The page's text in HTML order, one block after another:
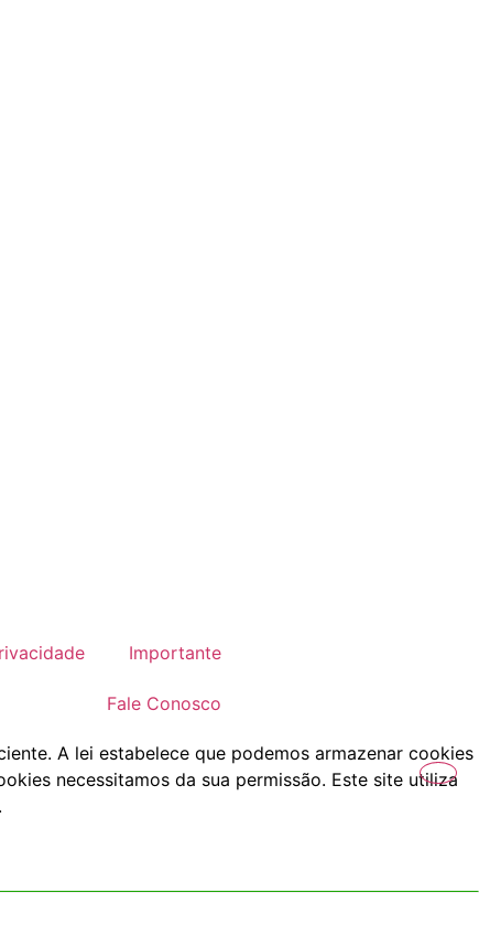
Importante
Fale Conosco
A lei estabelece que podemos armazenar cookies
necessitamos da sua permissão. Este site utiliza